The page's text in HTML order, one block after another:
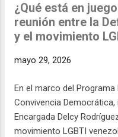
aislado. Este evento
ocurrido en julio de 2023
cuando 33 hombres gays
evidencias de delito,
aquel momento, más de
internacionales
expresión de
¿Qué está en
reunión entre la
y el movimiento
mayo 29, 2026
En el marco del
Convivencia
Encargada Delcy
movimiento LGBTI